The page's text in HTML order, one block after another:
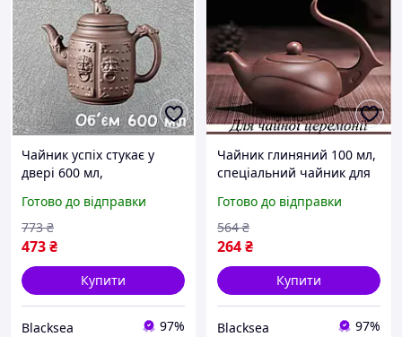
Чайник успіх стукає у
двері 600 мл,
заварки китайського чаю,
традиційний китайський
чайник
Готово до відправки
473₴
773 ₴
Купити
Blacksea 97%
Чайник глиняний 100 мл,
спеціальний чайник для
чаю, традиційний
китайський чайник
Готово до відправки
264₴
564 ₴
Купити
Blacksea 97%